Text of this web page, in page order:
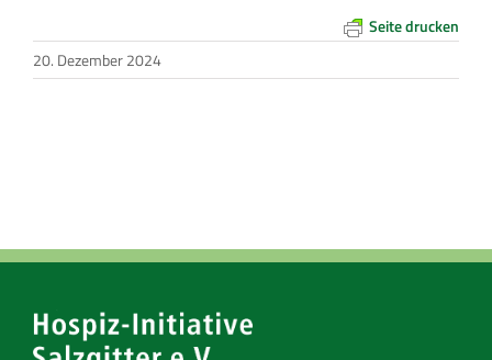
Seite drucken
20. Dezember 2024